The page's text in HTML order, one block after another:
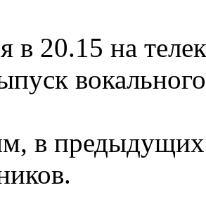
в 20.15 на
в предыдущих